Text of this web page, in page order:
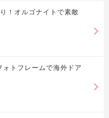
！オルゴナイトで素敵
トフレームで海外ドア